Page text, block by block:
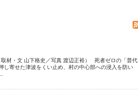
材・文 山下格史／写真 渡辺正裕） 死者ゼロの「普代
寄せた津波をくい止め、村の中心部への浸入を防い